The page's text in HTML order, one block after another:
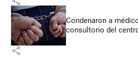
Condenaron a
consultorio del
share